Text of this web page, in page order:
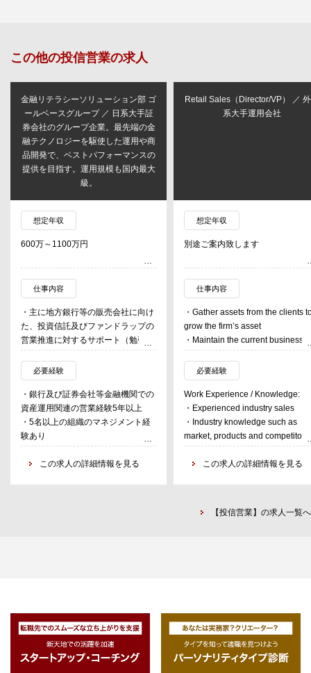
この他の投信営業の求人
金融リテラシーソリューション部 ゴ
ールベースグループ ／ 日系大手証
券会社のグループ企業。最先端の金
融テクノロジーを駆使した運用や商
品開発で、ベストパフォーマンスの
提供を目指す。運用規模も国内最大
級。
想定年収
600万～1100万円
仕事内容
・主に地方銀行等の販売会社に向け
た、投資信託及びファンドラップの
営業推進に対するサポート（勉強
会・研修等）
・同営業推進に係る研修プログラ
ム・資料、及び提案資料の作成
・ゴールベース・アプローチを主軸
とした営業スタイルの変革に向けた
推進サポート（勉強会・研修等）
必要経験
・銀行及び証券会社等金融機関での
資産運用関連の営業経験5年以上
・5名以上の組織のマネジメント経
験あり
・MSオフィス（Word・Excel・
PowerPoint）を使った資料作成スキ
この求人の詳細情報を見る
Retail Sales（Director/VP） ／
系大手運用会社
想定年収
別途ご案内致します
仕事内容
・Gather assets from the clients
grow the firm’s asset
・Maintain the current business
・Build further client relationships
・Continuous deep and strong
clients’ coverage
・Deliver the firm’s resources to
clients effectively
・Understand the Clients’ needs
and meet the clients’ expectation
solid team building
必要経験
Work Experience / Knowledge:
・Experienced industry sales
・Industry knowledge such as
market, products and competitors
・Knowledge on financial
institutions
and reading
この求人の詳細情報を見る
【投信営業】の求人一覧へ